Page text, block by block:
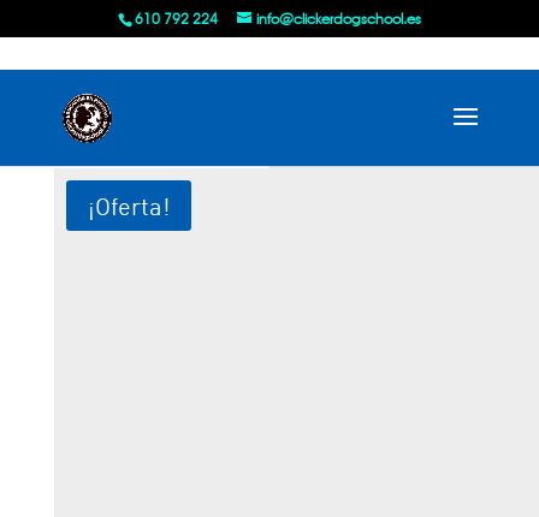
610 792 224 info@clickerdogschool.es
¡Oferta!